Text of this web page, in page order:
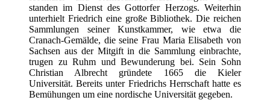
standen im Dienst des Gottorfer Herzogs. Weiterhin
unterhielt Friedrich eine große Bibliothek. Die reichen
Sammlungen seiner Kunstkammer, wie etwa die
Cranach-Gemälde, die seine Frau Maria Elisabeth von
Sachsen aus der Mitgift in die Sammlung einbrachte,
trugen zu Ruhm und Bewunderung bei. Sein Sohn
Christian Albrecht gründete 1665 die Kieler
Universität. Bereits unter Friedrichs Herrschaft hatte es
Bemühungen um eine nordische Universität gegeben.